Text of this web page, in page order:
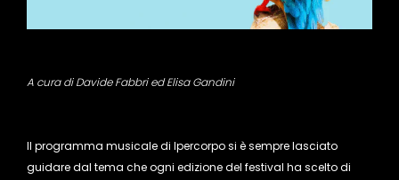
A cura di Davide Fabbri ed Elisa Gandini
Il programma musicale di Ipercorpo si è sempre lasciato
guidare dal tema che ogni edizione del festival ha scelto di